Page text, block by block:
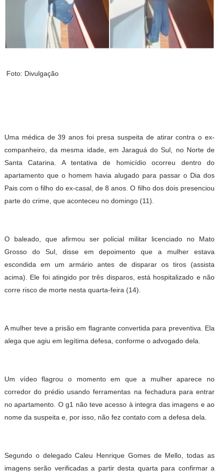
Foto: Divulgação
Uma médica de 39 anos foi presa suspeita de atirar contra o ex-
companheiro, da mesma idade, em Jaraguá do Sul, no Norte de
Santa Catarina. A tentativa de homicídio ocorreu dentro do
apartamento que o homem havia alugado para passar o Dia dos
Pais com o filho do ex-casal, de 8 anos. O filho dos dois presenciou
parte do crime, que aconteceu no domingo (11).
O baleado, que afirmou ser policial militar licenciado no Mato
Grosso do Sul, disse em depoimento que a mulher estava
escondida em um armário antes de disparar os tiros (assista
acima). Ele foi atingido por três disparos, está hospitalizado e não
corre risco de morte nesta quarta-feira (14).
A mulher teve a prisão em flagrante convertida para preventiva. Ela
alega que agiu em legítima defesa, conforme o advogado dela.
Um vídeo flagrou o momento em que a mulher aparece no
corredor do prédio usando ferramentas na fechadura para entrar
no apartamento. O g1 não teve acesso à integra das imagens e ao
nome da suspeita e, por isso, não fez contato com a defesa dela.
Segundo o delegado Caleu Henrique Gomes de Mello, todas as
imagens serão verificadas a partir desta quarta para confirmar a